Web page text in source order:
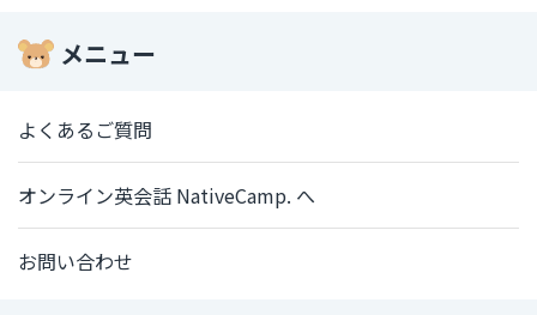
メニュー
よくあるご質問
オンライン英会話 NativeCamp. へ
お問い合わせ